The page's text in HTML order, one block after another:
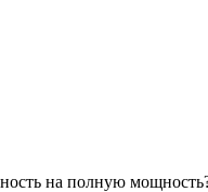
на полную